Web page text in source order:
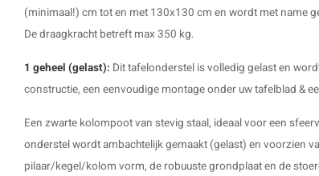
(minimaal!) cm tot en met 130x130 cm en wordt met name
De draagkracht betreft max 350 kg.
1 geheel (gelast): Dit tafelonderstel is volledig gelast en
constructie, een eenvoudige montage onder uw tafelblad &
Een zwarte kolompoot van stevig staal, ideaal voor een
onderstelwordt ambachtelijk gemaakt (gelast) en voorzien
pilaar/kegel/kolom vorm, de robuuste grondplaat en de